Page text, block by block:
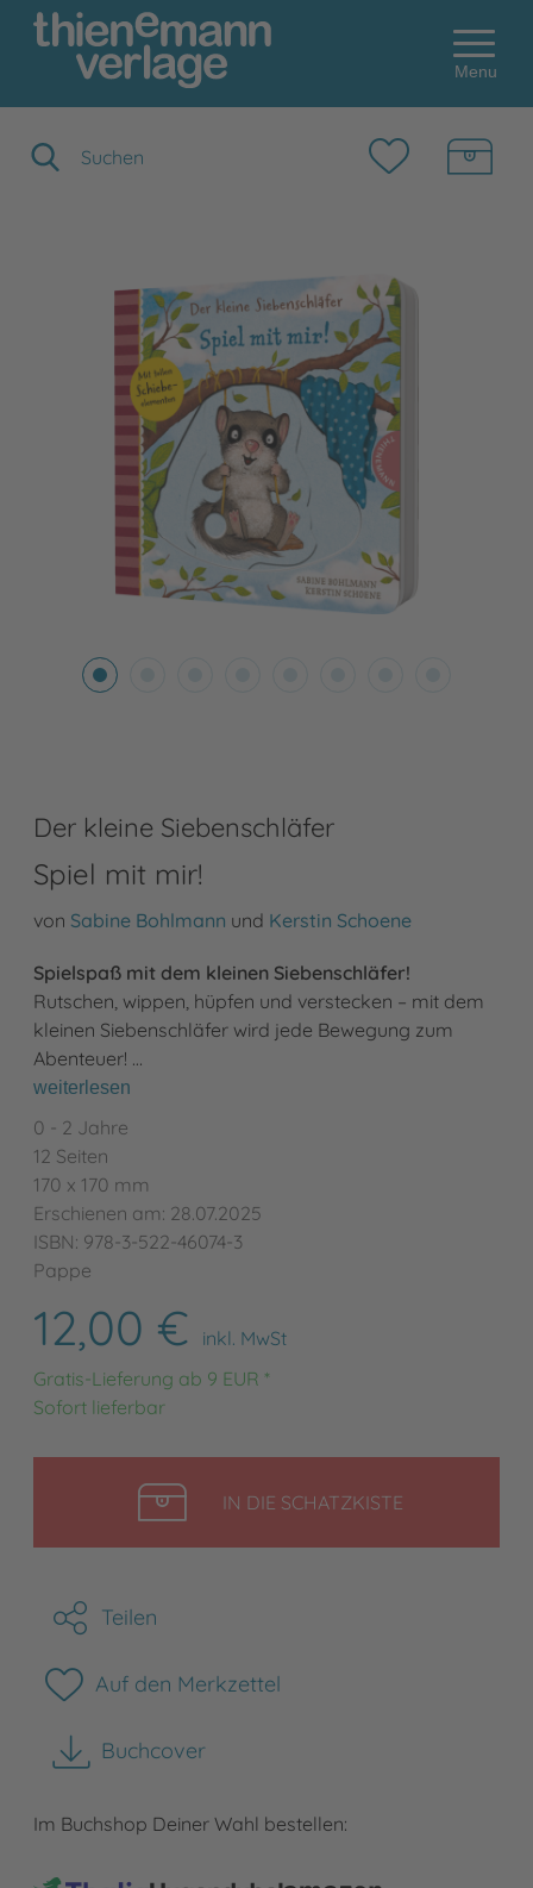
Menu
Der kleine Siebenschläfer
Spiel mit mir!
von Sabine Bohlmann und Kerstin Schoene
Spielspaß mit dem kleinen Siebenschläfer!
Rutschen, wippen, hüpfen und verstecken – mit dem
kleinen Siebenschläfer wird jede Bewegung zum
Abenteuer! …
weiterlesen
0 - 2 Jahre
12 Seiten
170 x 170 mm
Erschienen am: 28.07.2025
ISBN: 978-3-522-46074-3
Pappe
12,00 €
inkl. MwSt
Gratis-Lieferung ab 9 EUR *
Sofort lieferbar
IN DIE SCHATZKISTELEGEN
Teilen
Auf den Merkzettel
Buchcover
herunterladen
Im Buchshop Deiner Wahl bestellen: